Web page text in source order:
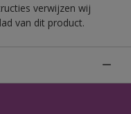
verwijzen wij
van dit product.